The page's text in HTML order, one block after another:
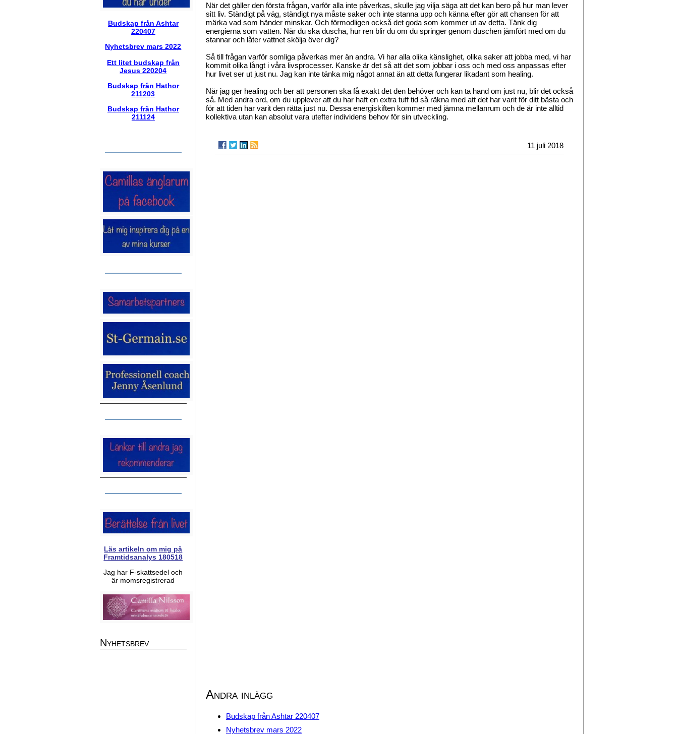
När det gäller den första frågan, varför alla inte påverkas, skulle jag vilja säga att det kan bero på hur man lever
sitt liv. Ständigt på väg, ständigt nya måste saker och inte stanna upp och känna efter gör att chansen för att
märka vad som händer minskar. Och förmodligen också det goda som kommer ut av detta. Tänk dig
energierna som vatten. När du ska duscha, hur ren blir du om du springer genom duschen jämfört med om du
stannar och låter vattnet skölja över dig?
Så till frågan varför somliga påverkas mer än andra. Vi har alla olika känslighet, olika saker att jobba med, vi har
kommit olika långt i våra livsprocesser. Kanske är det så att det som jobbar i oss och med oss anpassas efter
hur livet ser ut just nu. Jag kan inte tänka mig något annat än att detta fungerar likadant som healing.
När jag ger healing och ber att personen ska få exakt det den behöver och kan ta hand om just nu, blir det också
så. Med andra ord, om du upplever att du har haft en extra tuff tid så räkna med att det har varit för ditt bästa och
för att tiden har varit den rätta just nu. Dessa energiskiften kommer med jämna mellanrum och de är inte alltid
kollektiva utan kan absolut vara utefter individens behov för sin utveckling.
11 juli 2018
Andra inlägg
Budskap från Ashtar 220407
Nyhetsbrev mars 2022
Budskap från Ashtar
220407
Nyhetsbrev mars 2022
Ett litet budskap från
Jesus 220204
Budskap från Hathor
211203
Budskap från Hathor
211124
Läs artikeln om mig på
Framtidsanalys 180518
Jag har F-skattsedel och
är momsregistrerad
Nyhetsbrev